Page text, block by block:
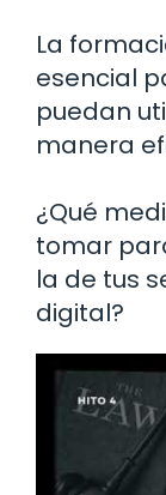
La
esencial
puedan
manera
¿Qué
tomar
la de tus
digital?